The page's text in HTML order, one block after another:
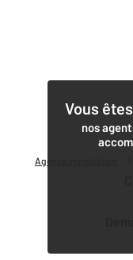
Agence immobilière
Vous
nos